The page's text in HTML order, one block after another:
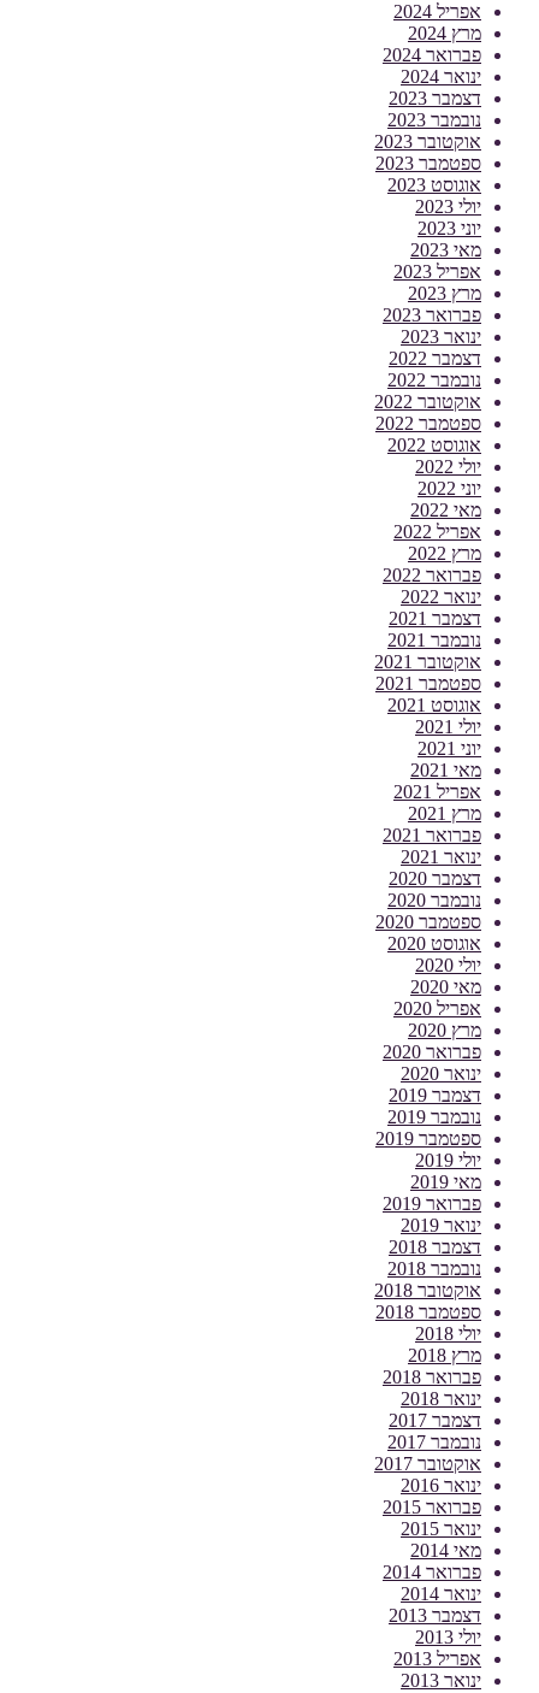
אפריל 2024
מרץ 2024
פברואר 2024
ינואר 2024
דצמבר 2023
נובמבר 2023
אוקטובר 2023
ספטמבר 2023
אוגוסט 2023
יולי 2023
יוני 2023
מאי 2023
אפריל 2023
מרץ 2023
פברואר 2023
ינואר 2023
דצמבר 2022
נובמבר 2022
אוקטובר 2022
ספטמבר 2022
אוגוסט 2022
יולי 2022
יוני 2022
מאי 2022
אפריל 2022
מרץ 2022
פברואר 2022
ינואר 2022
דצמבר 2021
נובמבר 2021
אוקטובר 2021
ספטמבר 2021
אוגוסט 2021
יולי 2021
יוני 2021
מאי 2021
אפריל 2021
מרץ 2021
פברואר 2021
ינואר 2021
דצמבר 2020
נובמבר 2020
ספטמבר 2020
אוגוסט 2020
יולי 2020
מאי 2020
אפריל 2020
מרץ 2020
פברואר 2020
ינואר 2020
דצמבר 2019
נובמבר 2019
ספטמבר 2019
יולי 2019
מאי 2019
פברואר 2019
ינואר 2019
דצמבר 2018
נובמבר 2018
אוקטובר 2018
ספטמבר 2018
יולי 2018
מרץ 2018
פברואר 2018
ינואר 2018
דצמבר 2017
נובמבר 2017
אוקטובר 2017
ינואר 2016
פברואר 2015
ינואר 2015
מאי 2014
פברואר 2014
ינואר 2014
דצמבר 2013
יולי 2013
אפריל 2013
ינואר 2013